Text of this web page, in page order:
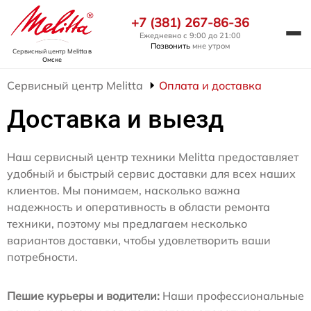
Сервисный центр Melittaв
Омске
+7 (381) 267-86-36
Ежедневно с 9:00 до 21:00
Позвонить мне утром
Сервисный центр Melitta Оплата и доставка
Доставка и выезд
Наш сервисный центр техники Melitta предоставляет
удобный и быстрый сервис доставки для всех наших
клиентов. Мы понимаем, насколько важна
надежность и оперативность в области ремонта
техники, поэтому мы предлагаем несколько
вариантов доставки, чтобы удовлетворить ваши
потребности.
Пешие курьеры и водители: Наши профессиональные